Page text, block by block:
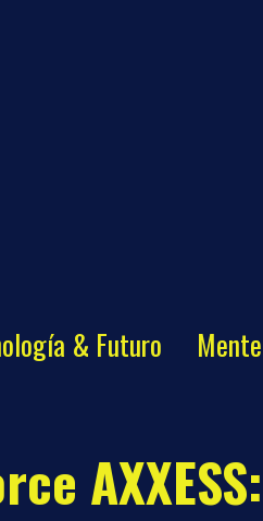
& Futuro